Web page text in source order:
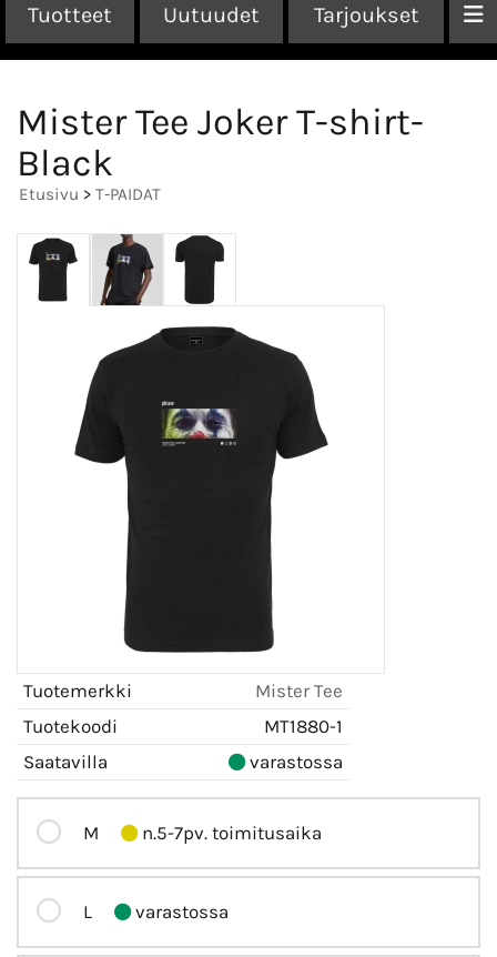
Tuotteet Uutuudet Tarjoukset
Mister Tee Joker T-shirt-
Black
Etusivu > T-PAIDAT
Tuotemerkki
Mister Tee
Tuotekoodi
MT1880-1
Saatavilla
varastossa
M n.5-7pv. toimitusaika
L varastossa